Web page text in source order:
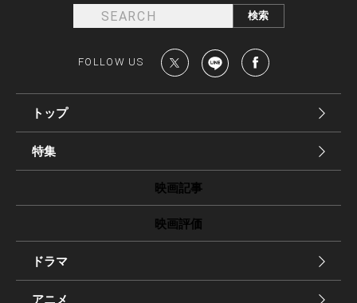
FOLLOW US
トップ
特集
映画記事
映画評価
ドラマ
アニメ